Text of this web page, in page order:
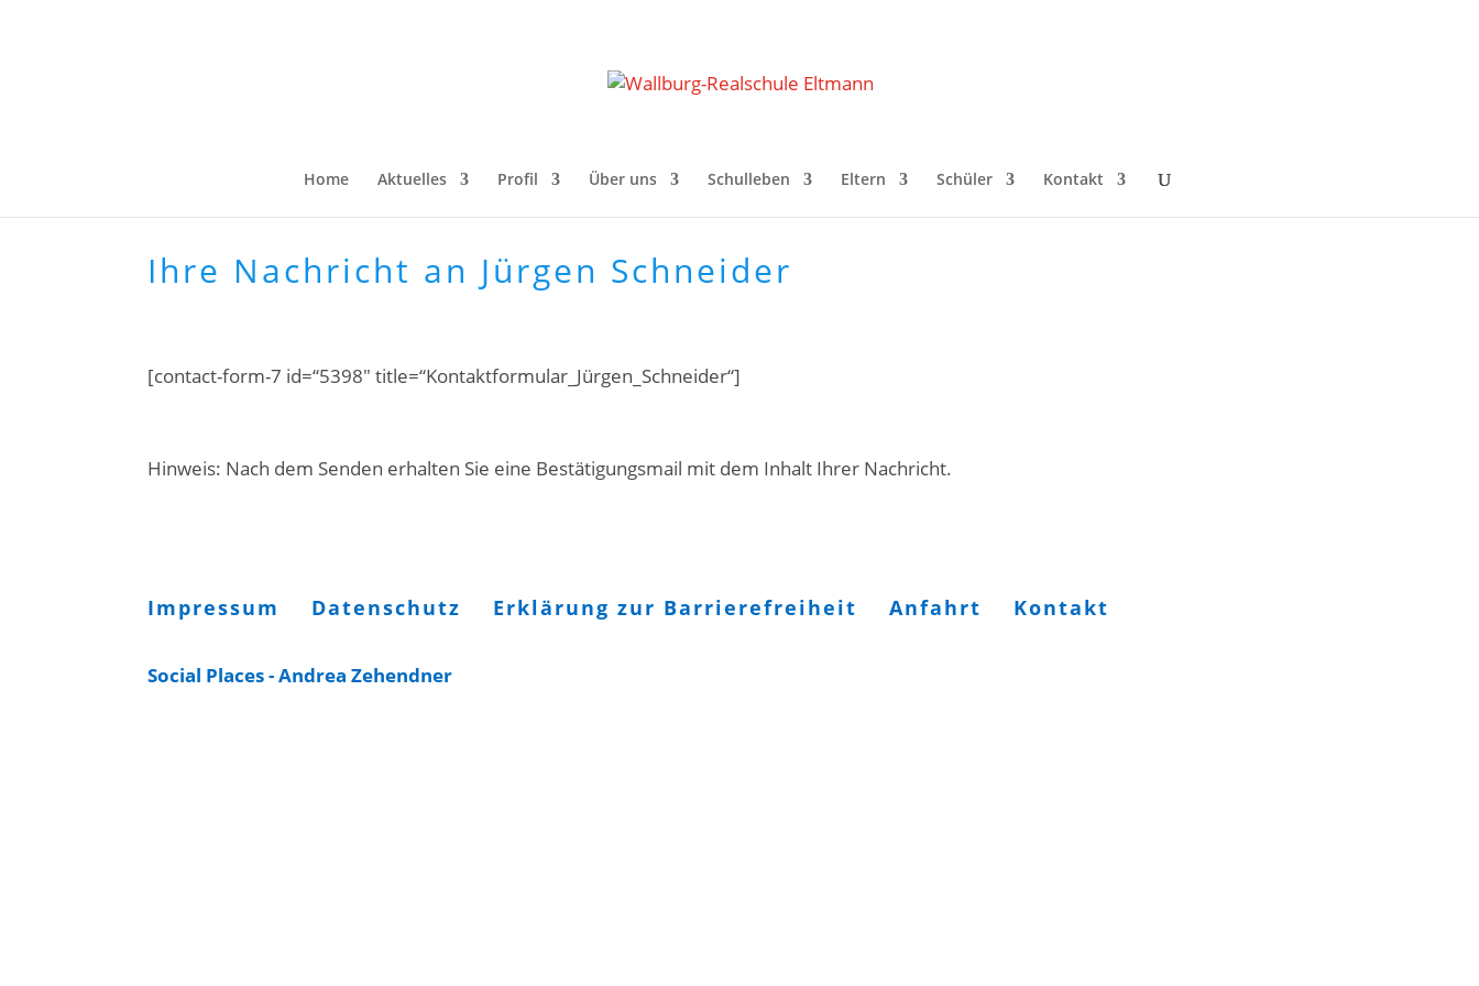
Home Aktuelles Profil Über uns Schulleben Eltern Schüler Kontakt
Ihre Nachricht an Jürgen Schneider
[contact-form-7 id=“5398″ title=“Kontaktformular_Jürgen_Schneider“]
Hinweis: Nach dem Senden erhalten Sie eine Bestätigungsmail mit dem Inhalt Ihrer Nachricht.
Impressum Datenschutz Erklärung zur Barrierefreiheit Anfahrt Kontakt
Social Places - Andrea Zehendner